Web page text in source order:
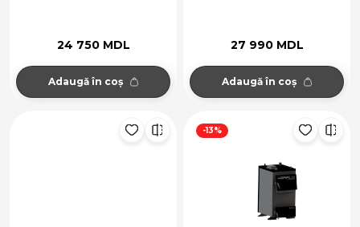
24 750 MDL
Adaugă în coș
27 990 MDL
Adaugă în coș
-13%